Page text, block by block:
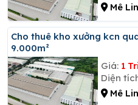
Mê
Cho thuê kho xưởng kcn quang minh diện tích 6.365m² -
9.000m²
Giá: 1
Diện
Mê